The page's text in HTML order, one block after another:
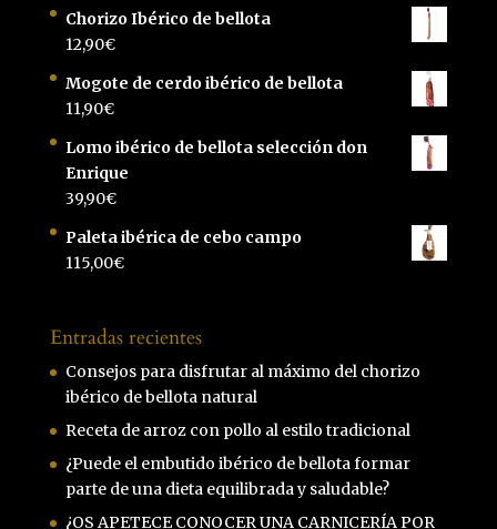
Chorizo Ibérico de bellota
12,90€
Mogote de cerdo ibérico de bellota
11,90€
Lomo ibérico de bellota selección don
Enrique
39,90€
Paleta ibérica de cebo campo
115,00€
Entradas recientes
Consejos para disfrutar al máximo del chorizo
ibérico de bellota natural
Receta de arroz con pollo al estilo tradicional
¿Puede el embutido ibérico de bellota formar
parte de una dieta equilibrada y saludable?
¿OS APETECE CONOCER UNA CARNICERÍA POR